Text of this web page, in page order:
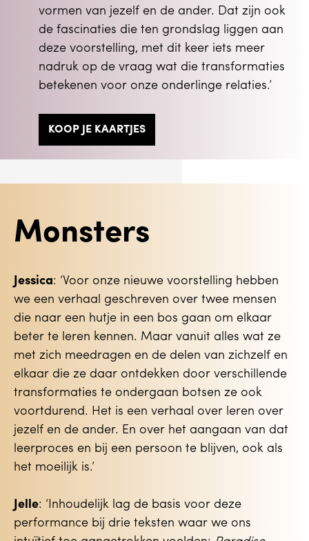
vormen van jezelf en de ander. Dat zijn ook
de fascinaties die ten grondslag liggen aan
deze voorstelling, met dit keer iets meer
nadruk op de vraag wat die transformaties
betekenen voor onze onderlinge relaties.’
KOOP JE KAARTJES
Monsters
Jessica: ‘Voor onze nieuwe voorstelling hebben
we een verhaal geschreven over twee mensen
die naar een hutje in een bos gaan om elkaar
beter te leren kennen. Maar vanuit alles wat ze
met zich meedragen en de delen van zichzelf en
elkaar die ze daar ontdekken door verschillende
transformaties te ondergaan botsen ze ook
voortdurend. Het is een verhaal over leren over
jezelf en de ander. En over het aangaan van dat
leerproces en bij een persoon te blijven, ook als
het moeilijk is.’
Jelle: ‘Inhoudelijk lag de basis voor deze
performance bij drie teksten waar we ons